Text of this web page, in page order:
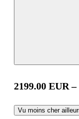
2199.00 EUR –
Vu moins cher